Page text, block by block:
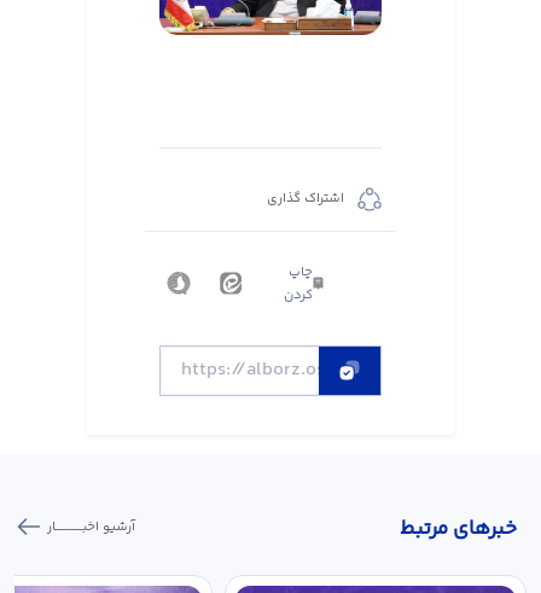
اشتراک گذاری
چاپ
کردن
خبر‌های مرتبط آرشیو اخبـــــــــــار